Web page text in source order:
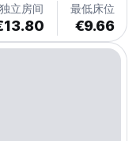
立房间 最低床位
€9.66